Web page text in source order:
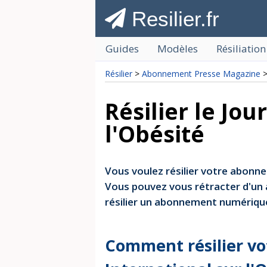
Resilier.fr
Guides Modèles
Résilier > Abonnement Presse Magazine
Résilier le
l'Obésité
Vous voulez résilier votre
Vous pouvez vous rétracter
résilier un abonnement
Comment résilier